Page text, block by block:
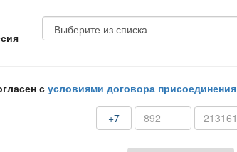
с условиями договора присоединения
+7